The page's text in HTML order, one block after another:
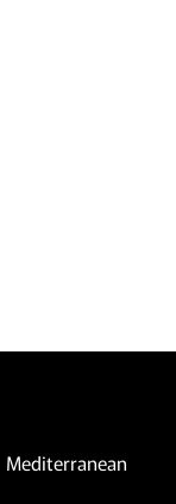
Mediterranean